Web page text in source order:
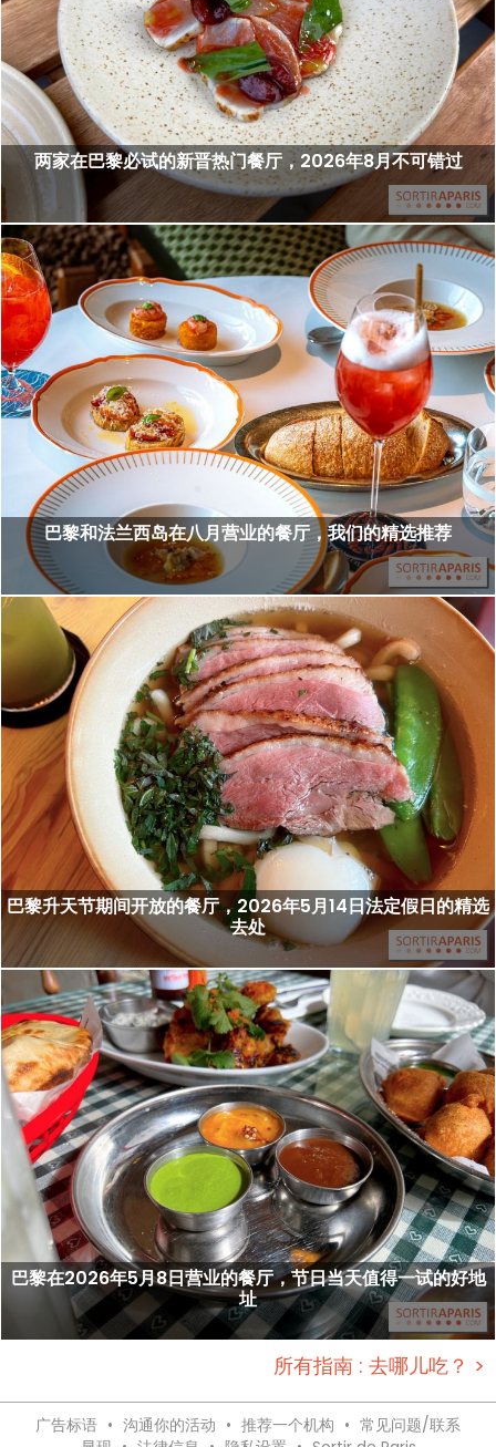
两家在巴黎必试的新晋热门餐厅，2026年8月不可错过
巴黎和法兰西岛在八月营业的餐厅，我们的精选推荐
巴黎升天节期间开放的餐厅，2026年5月14日法定假日的精选
去处
巴黎在2026年5月8日营业的餐厅，节日当天值得一试的好地
址
所有指南 : 去哪儿吃？ >
广告标语 • 沟通你的活动 • 推荐一个机构 • 常见问题/联系